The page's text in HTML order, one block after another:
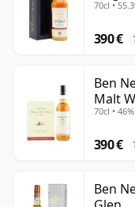
70cl •
390 €
Ben
Malt
70cl • 46%
390 €
Ben